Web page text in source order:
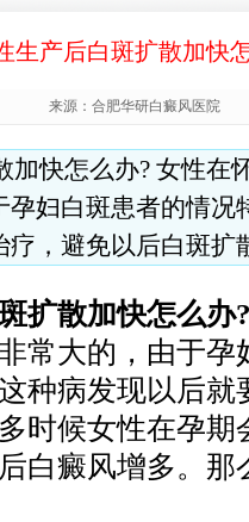
生产后白斑扩散加快
来源：合肥华研白癜风医院
加快怎么办? 女性在
妇白斑患者的情况
，避免以后白斑扩
扩散加快怎么办
常大的，由于孕
种病发现以后就
时候女性在孕
白癜风增多。